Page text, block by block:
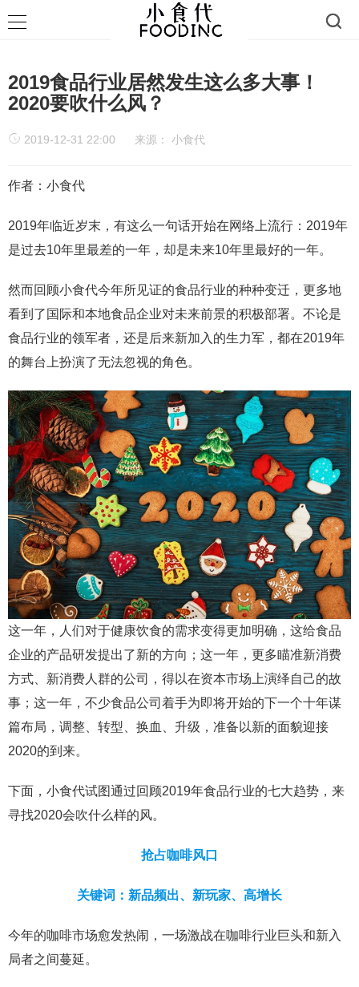
2019食品行业居然发生这么多大事！
2020要吹什么风？
2019-12-31 22:00 来源： 小食代
作者：小食代
2019年临近岁末，有这么一句话开始在网络上流行：2019年
是过去10年里最差的一年，却是未来10年里最好的一年。
然而回顾小食代今年所见证的食品行业的种种变迁，更多地
看到了国际和本地食品企业对未来前景的积极部署。不论是
食品行业的领军者，还是后来新加入的生力军，都在2019年
的舞台上扮演了无法忽视的角色。
这一年，人们对于健康饮食的需求变得更加明确，这给食品
企业的产品研发提出了新的方向；这一年，更多瞄准新消费
方式、新消费人群的公司，得以在资本市场上演绎自己的故
事；这一年，不少食品公司着手为即将开始的下一个十年谋
篇布局，调整、转型、换血、升级，准备以新的面貌迎接
2020的到来。
下面，小食代试图通过回顾2019年食品行业的七大趋势，来
寻找2020会吹什么样的风。
抢占咖啡风口
关键词：新品频出、新玩家、高增长
今年的咖啡市场愈发热闹，一场激战在咖啡行业巨头和新入
局者之间蔓延。